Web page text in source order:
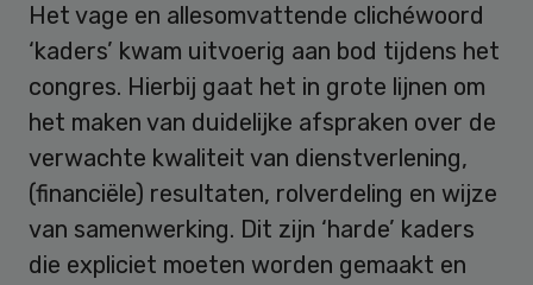
Het vage en allesomvattende clichéwoord
‘kaders’ kwam uitvoerig aan bod tijdens het
congres. Hierbij gaat het in grote lijnen om
het maken van duidelijke afspraken over de
verwachte kwaliteit van dienstverlening,
(financiële) resultaten, rolverdeling en wijze
van samenwerking. Dit zijn ‘harde’ kaders
die expliciet moeten worden gemaakt en